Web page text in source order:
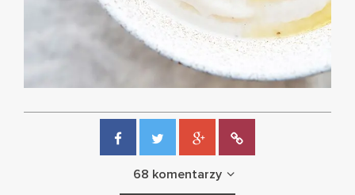
68 komentarzy